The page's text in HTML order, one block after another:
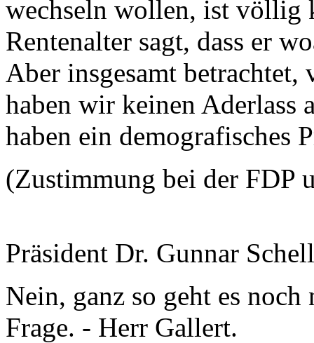
wechseln wollen, ist völlig
Rentenalter sagt, dass er
Aber insgesamt
haben wir keinen Aderlass
haben ein demografisches
(Zustimmung bei der FDP
Präsident Dr. Gunnar
Nein, ganz so geht es
Frage. - Herr Gallert.